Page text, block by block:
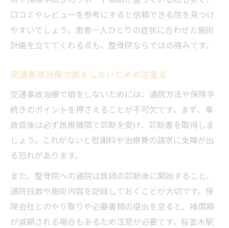
口コミやレビューを参考にすると信頼できる院を見つけ
やすいでしょう。患者一人ひとりの症状に合わせた施術
計画を立ててくれる点も、整骨院ならではの強みです。
交通事故治療で損をしないための注意点
交通事故治療で損をしないためには、通院方法や保険手
続きのポイントを押さえることが不可欠です。まず、事
故直後は必ず医療機関で診断を受け、診断書を取得しま
しょう。これがないと慰謝料や治療費の請求に支障が出
る恐れがあります。
また、整骨院への通院は医師の診断後に開始すること、
通院日数や施術内容を記録しておくことが大切です。保
険会社とのやり取りや必要書類の提出を怠ると、補償額
が減額される場合もあるため注意が必要です。桜並木駅